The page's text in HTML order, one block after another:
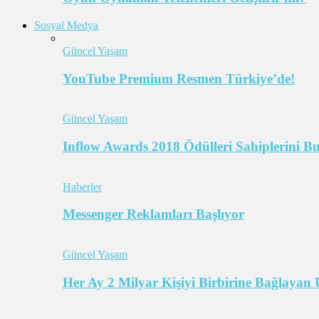
Sosyal Medya
Güncel Yaşam
YouTube Premium Resmen Türkiye’de!
Güncel Yaşam
Inflow Awards 2018 Ödülleri Sahiplerini
Haberler
Messenger Reklamları Başlıyor
Güncel Yaşam
Her Ay 2 Milyar Kişiyi Birbirine Bağlayan